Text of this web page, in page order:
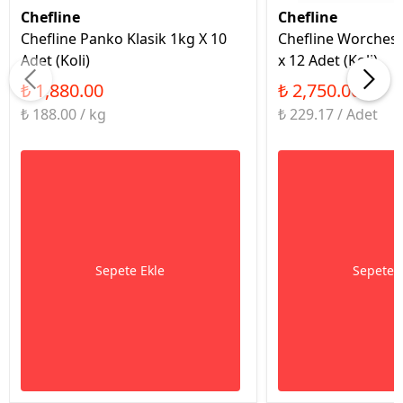
Chefline
Chefline Panko Klasik 1kg X 10
Adet (Koli)
₺ 1,880.00
₺ 188.00 / kg
Sepete Ekle
Chefline
Chefline
x 12 Adet (Koli)
₺ 2,750.00
₺ 229.17 / Adet
Sepete